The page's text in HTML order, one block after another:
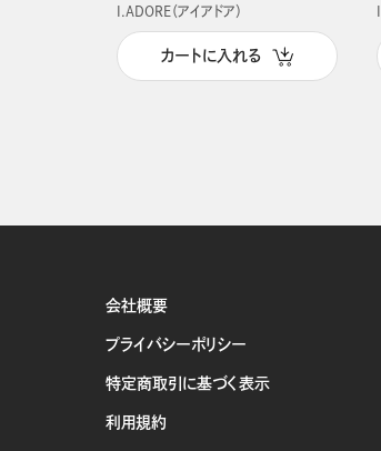
I.ADORE（アイアドア）
カートに入れる
会社概要
プライバシーポリシー
特定商取引に基づく表示
利用規約